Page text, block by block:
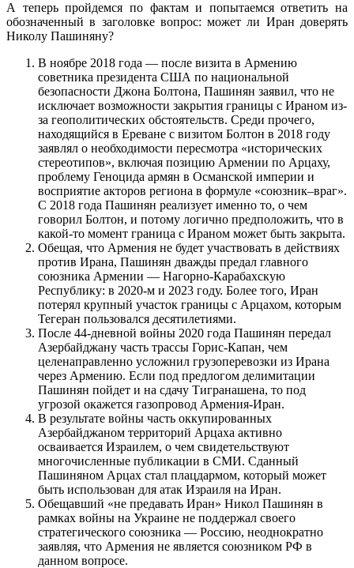
А теперь пройдемся по фактам и попытаемся ответить на
обозначенный в заголовке вопрос: может ли Иран доверять
Николу Пашиняну?
В ноябре 2018 года — после визита в Армению
советника президента США по национальной
безопасности Джона Болтона, Пашинян заявил, что не
исключает возможности закрытия границы с Ираном из-
за геополитических обстоятельств. Среди прочего,
находящийся в Ереване с визитом Болтон в 2018 году
заявлял о необходимости пересмотра «исторических
стереотипов», включая позицию Армении по Арцаху,
проблему Геноцида армян в Османской империи и
восприятие акторов региона в формуле «союзник–враг».
С 2018 года Пашинян реализует именно то, о чем
говорил Болтон, и потому логично предположить, что в
какой-то момент граница с Ираном может быть закрыта.
Обещая, что Армения не будет участвовать в действиях
против Ирана, Пашинян дважды предал главного
союзника Армении — Нагорно-Карабахскую
Республику: в 2020-м и 2023 году. Более того, Иран
потерял крупный участок границы с Арцахом, которым
Тегеран пользовался десятилетиями.
После 44-дневной войны 2020 года Пашинян передал
Азербайджану часть трассы Горис-Капан, чем
целенаправленно усложнил грузоперевозки из Ирана
через Армению. Если под предлогом делимитации
Пашинян пойдет и на сдачу Тигранашена, то под
угрозой окажется газопровод Армения-Иран.
В результате войны часть оккупированных
Азербайджаном территорий Арцаха активно
осваивается Израилем, о чем свидетельствуют
многочисленные публикации в СМИ. Сданный
Пашиняном Арцах стал плацдармом, который может
быть использован для атак Израиля на Иран.
Обещавший «не предавать Иран» Никол Пашинян в
рамках войны на Украине не поддержал своего
стратегического союзника — Россию, неоднократно
заявляя, что Армения не является союзником РФ в
данном вопросе.